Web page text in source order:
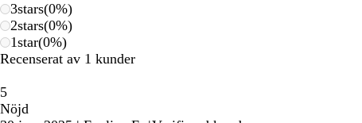
3stars(0%)
2stars(0%)
1star(0%)
Recenserat av 1 kunder
5
Nöjd